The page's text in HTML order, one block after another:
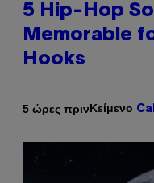
5 Hip-Hop
Memorable
Hooks
5 ώρες πρινΚείμενο